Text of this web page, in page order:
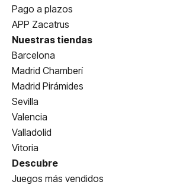
Pago a plazos
APP Zacatrus
Nuestras tiendas
Barcelona
Madrid Chamberí
Madrid Pirámides
Sevilla
Valencia
Valladolid
Vitoria
Descubre
Juegos más vendidos